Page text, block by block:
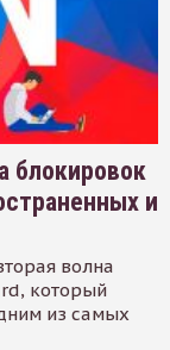
блокировок
и
волна
который
из самых